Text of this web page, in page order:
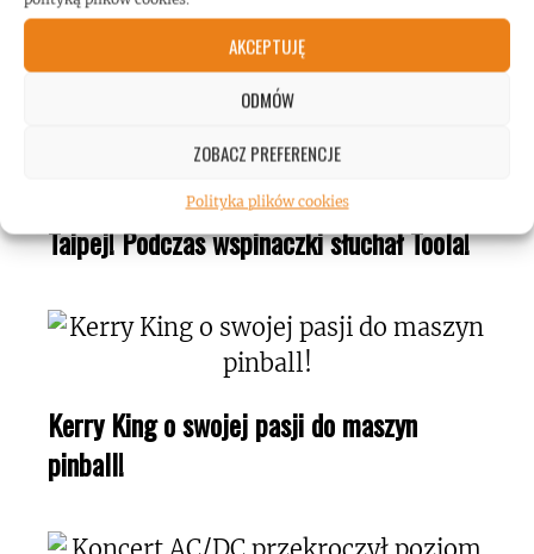
AKCEPTUJĘ
ODMÓW
ZOBACZ PREFERENCJE
Polityka plików cookies
Mężczyzna wspiął się na wieżowiec w
Taipej! Podczas wspinaczki słuchał Toola!
Kerry King o swojej pasji do maszyn
pinball!